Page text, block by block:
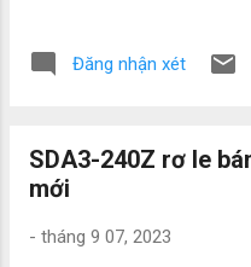
+ Thanh
cung cấp
Wago và
với em ạ: •
Đăng nhận xét
SDA3-240Z rơ le
mới
- tháng 9 07, 2023